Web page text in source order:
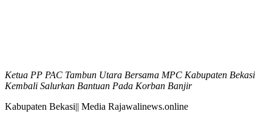
Ketua PP PAC Tambun Utara Bersama MPC Kabupaten Bekasi
Kembali Salurkan Bantuan Pada Korban Banjir
Kabupaten Bekasi|| Media Rajawalinews.online